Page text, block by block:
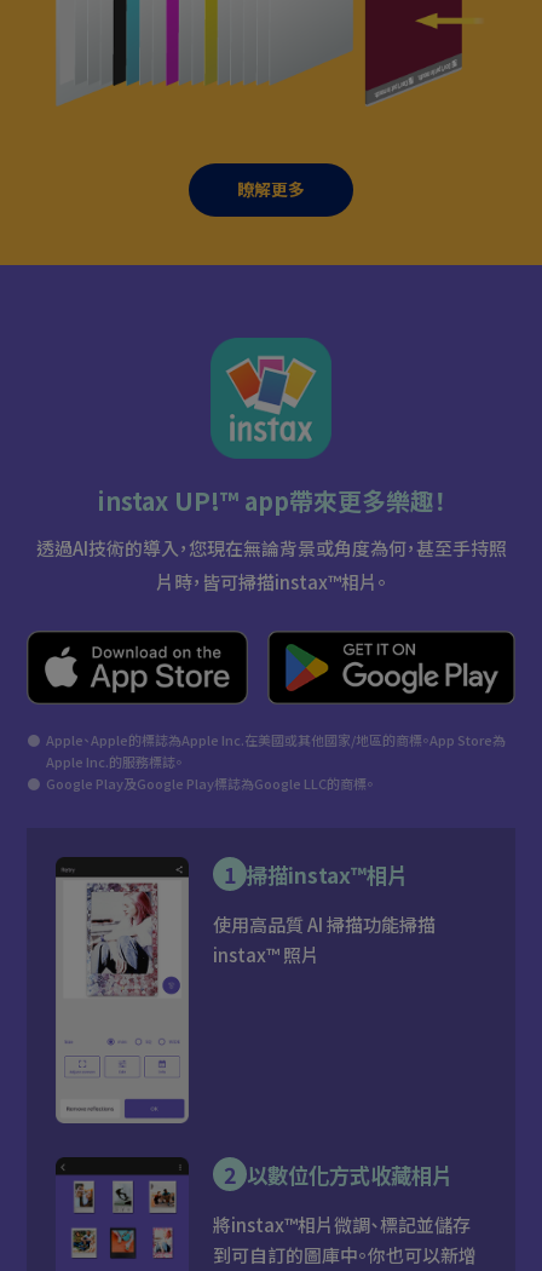
瞭解更多
instax UP!™ app帶來更多樂趣！
透過AI技術的導入，您現在無論背景或角度為何，甚至手持照
片時，皆可掃描instax™相片。
● Apple、Apple的標誌為Apple Inc.在美國或其他國家/地區的商標。App Store為
Apple Inc.的服務標誌。
● Google Play及Google Play標誌為Google LLC的商標。
1 掃描instax™相片
使用高品質 AI 掃描功能掃描
instax™ 照片
2 以數位化方式收藏相片
將instax™相片微調、標記並儲存
到可自訂的圖庫中。你也可以新增